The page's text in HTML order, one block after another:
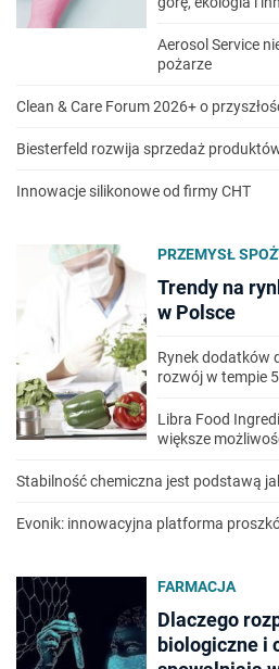
Aerosol Service
pożarze
Clean & Care Forum 2026+ o
Biesterfeld rozwija sprzedaż
Innowacje silikonowe od firmy CHT
PRZEMYSŁ
Trendy na
w Polsce
Rynek dodatków
rozwój w tempie
Libra Food
większe
Stabilność chemiczna jest podstawą
Evonik: innowacyjna platforma
FARMACJA
Dlaczego
biologiczne i